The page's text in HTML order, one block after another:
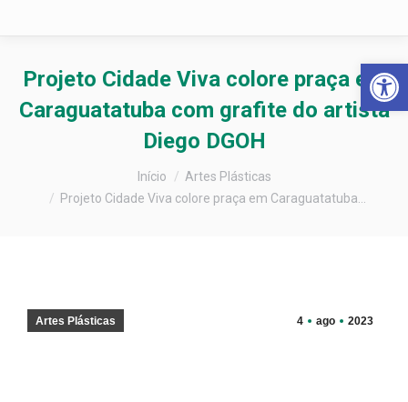
Barra de
Projeto Cidade Viva colore praça em
Caraguatatuba com grafite do artista
Diego DGOH
Início
Artes Plásticas
Projeto Cidade Viva colore praça em Caraguatatuba…
4 ago 2023
Artes Plásticas